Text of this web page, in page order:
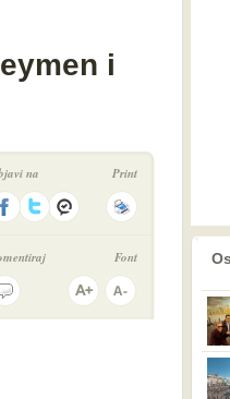
i
na Print
Fontprethodno